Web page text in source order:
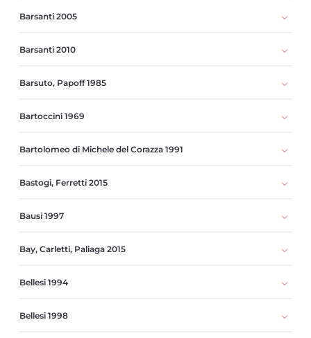
Barsanti 2005
Barsanti 2010
Barsuto, Papoff 1985
Bartoccini 1969
Bartolomeo di Michele del Corazza 1991
Bastogi, Ferretti 2015
Bausi 1997
Bay, Carletti, Paliaga 2015
Bellesi 1994
Bellesi 1998